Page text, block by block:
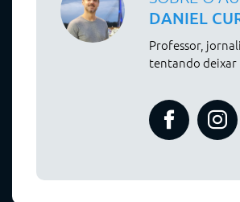
DANIEL
Professor,
tentando deixar